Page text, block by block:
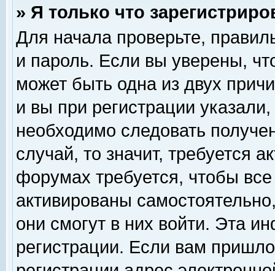
» Я только что
Для начала проверьте,
и пароль. Если вы уверены,
может быть одна из двух
и вы при регистрации
необходимо следовать
случай, то значит, требуется
форумах требуется, чтобы
активированы
они смогут в них войти. Эта
регистрации. Если вам